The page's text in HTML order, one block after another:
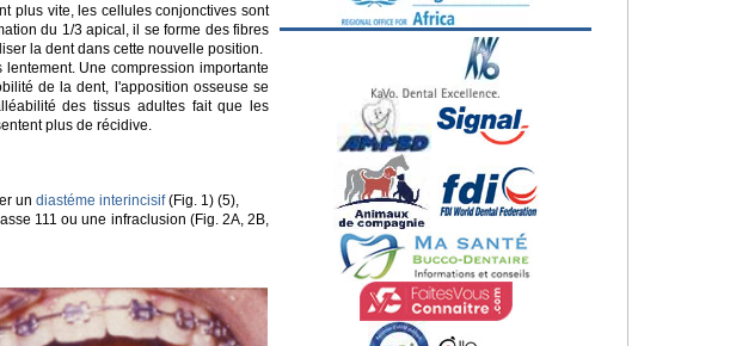
plus vite, les cellules conjonctives sont
du 1/3 apical, il se forme des fibres
la dent dans cette nouvelle position.
Une compression importante
de la dent, l'apposition osseuse se
des tissus adultes fait que les
plus de récidive.
un diastéme interincisif(Fig. 1) (5),
111 ou une infraclusion (Fig. 2A, 2B,